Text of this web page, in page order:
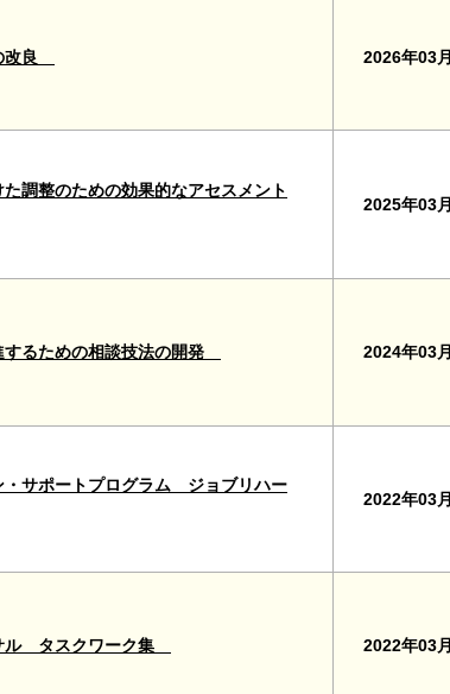
改良 2026年03月
調整のための効果的なアセスメント
2025年03月
するための相談技法の開発 2024年03月
・サポートプログラム ジョブリハー
2022年03月
ル タスクワーク集 2022年03月